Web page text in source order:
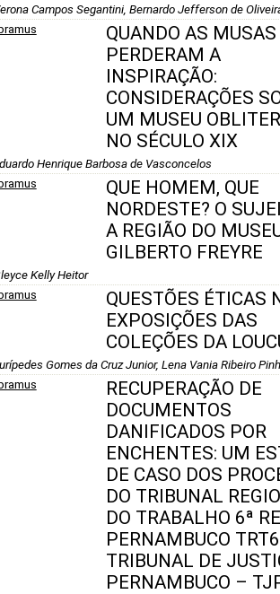
Campos Segantini, Bernardo Jefferson de
QUANDO AS MUSAS
PERDERAM A
INSPIRAÇÃO:
CONSIDERAÇÕES
UM MUSEU
NO SÉCULO XIX
Henrique Barbosa de Vasconcelos
QUE HOMEM, QUE
NORDESTE? O
A REGIÃO DO
GILBERTO FREYRE
Kelly Heitor
QUESTÕES ÉTICAS
EXPOSIÇÕES DAS
COLEÇÕES DA
Gomes da Cruz Junior, Lena Vania Ribeiro
RECUPERAÇÃO DE
DOCUMENTOS
DANIFICADOS POR
ENCHENTES: UM
DE CASO DOS
DO TRIBUNAL
DO TRABALHO 6ª
PERNAMBUCO
TRIBUNAL DE
PERNAMBUCO –